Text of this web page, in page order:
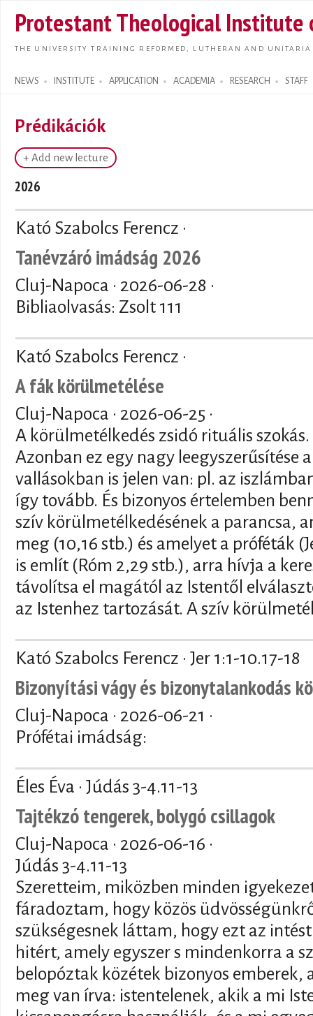
main
Protestant Theological Institute
THE UNIVERSITY TRAINING REFORMED, LUTHERAN AND
NEWS INSTITUTE APPLICATION ACADEMIA RESEARCH STAFF
Search form
Prédikációk
+ Add new lecture
2026
Kató Szabolcs Ferencz ·
Tanévzáró imádság 2026
Cluj-Napoca · 2026-06-28 ·
Bibliaolvasás: Zsolt 111
Kató Szabolcs Ferencz ·
A fák körülmetélése
Cluj-Napoca · 2026-06-25 ·
A körülmetélkedés zsidó rituális
Azonban ez egy nagy leegyszerűsítése
vallásokban is jelen van: pl. az
így tovább. És bizonyos értelemben
szív körülmetélkedésének a parancsa,
meg (10,16 stb.) és amelyet a próféták
is említ (Róm 2,29 stb.), arra hívja a
távolítsa el magától az Istentől
az Istenhez tartozását. A szív
Kató Szabolcs Ferencz · Jer 1:1-10.17-18
Bizonyítási vágy és bizonytalankodás
Cluj-Napoca · 2026-06-21 ·
Prófétai imádság:
Éles Éva · Júdás 3-4.11-13
Tajtékzó tengerek, bolygó csillagok
Cluj-Napoca · 2026-06-16 ·
Júdás 3-4.11-13
Szeretteim, miközben minden
fáradoztam, hogy közös
szükségesnek láttam, hogy ezt az
hitért, amely egyszer s mindenkorra a
belopóztak közétek bizonyos emberek,
meg van írva: istentelenek, akik a mi